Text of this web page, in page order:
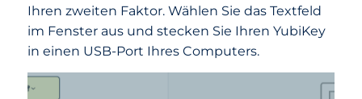
Ihren zweiten Faktor. Wählen Sie das Textfeld
im Fenster aus und stecken Sie Ihren YubiKey
in einen USB-Port Ihres Computers.